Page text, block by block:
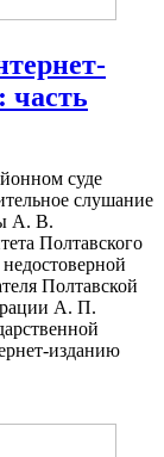
часть
суде
слушание
А. В.
Полтавского
Полтавской
А. П.
изданию